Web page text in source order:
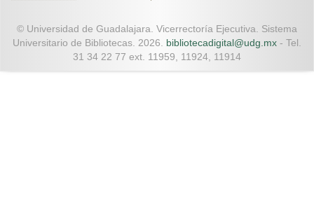
© Universidad de Guadalajara. Vicerrectoría Ejecutiva. Sistema
Universitario de Bibliotecas. 2026. bibliotecadigital@udg.mx - Tel.
31 34 22 77 ext. 11959, 11924, 11914